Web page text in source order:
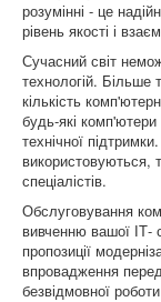
розумінні - це
рівень якості і
Сучасний світ
технологій. Більше
кількість
будь-які комп'ютери
технічної
використовуються,
спеціалістів.
Обслуговування
вивченню вашої ІТ-
пропозиції
впровадження
безвідмовної